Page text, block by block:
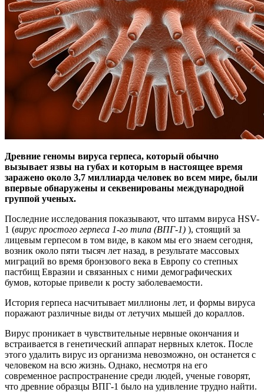
Древние геномы вируса герпеса, который обычно
вызывает язвы на губах и которым в настоящее время
заражено около 3,7 миллиарда человек во всем мире, были
впервые обнаружены и секвенированы международной
группой ученых.
Последние исследования показывают, что штамм вируса HSV-
1 (вирус простого герпеса 1-го типа (ВПГ-1) ), стоящий за
лицевым герпесом в том виде, в каком мы его знаем сегодня,
возник около пяти тысяч лет назад, в результате массовых
миграций во время бронзового века в Европу со степных
пастбищ Евразии и связанных с ними демографических
бумов, которые привели к росту заболеваемости.
История герпеса насчитывает миллионы лет, и формы вируса
поражают различные виды от летучих мышей до кораллов.
Вирус проникает в чувствительные нервные окончания и
встраивается в генетический аппарат нервных клеток. После
этого удалить вирус из организма невозможно, он останется с
человеком на всю жизнь. Однако, несмотря на его
современное распространение среди людей, ученые говорят,
что древние образцы ВПГ-1 было на удивление трудно найти.